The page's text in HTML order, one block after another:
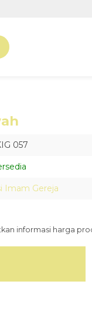
057
Imam Gereja
informasi harga